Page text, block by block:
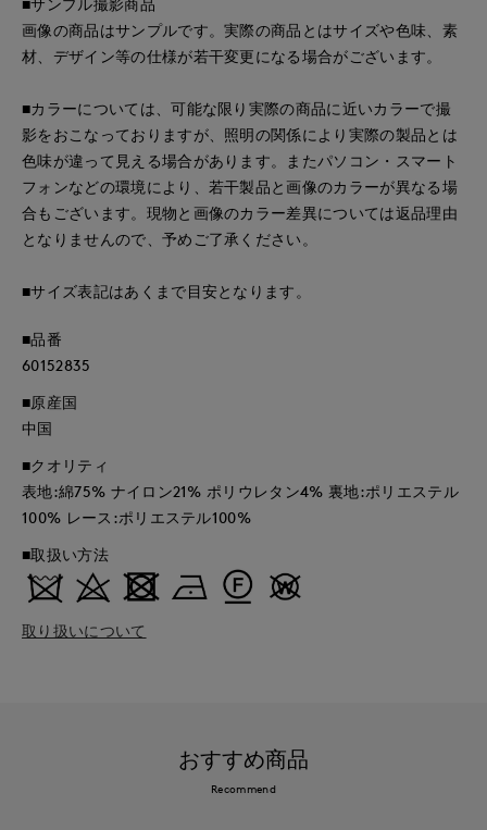
画像の商品はサンプルです。実際の商品とはサイズや色味、素
材、デザイン等の仕様が若干変更になる場合がございます。
■カラーについては、可能な限り実際の商品に近いカラーで撮
影をおこなっておりますが、照明の関係により実際の製品とは
色味が違って見える場合があります。またパソコン・スマート
フォンなどの環境により、若干製品と画像のカラーが異なる場
合もございます。現物と画像のカラー差異については返品理由
となりませんので、予めご了承ください。
■サイズ表記はあくまで目安となります。
■品番
60152835
■原産国
中国
■クオリティ
表地:綿75% ナイロン21% ポリウレタン4% 裏地:ポリエステル
100% レース:ポリエステル100%
■取扱い方法
取り扱いについて
おすすめ商品
Recommend